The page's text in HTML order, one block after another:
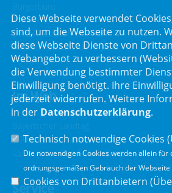
Bürgerbüro
Schafbrückenweg 10
63834 Sulzbach am Main
Telefon :06028 / 217 496 0
Telefax : 06028 / 217 496 9
Im Web
CSU Landtagsfraktion
CSU Kreisverband Miltenberg
Service
Diese Webseite verwendet
sind, um die Webseite zu nutzen.
diese Webseite Dienste von
Webangebot zu verbessern
die Verwendung bestimmter
Einwilligung benötigt. Ihre
jederzeit widerrufen. Weitere
in der Datenschutzerklärung.
Technisch notwendige Cookies (
Die notwendigen Cookies werden allein für
ordnungsgemäßen Gebrauch der
Cookies von Drittanbietern (